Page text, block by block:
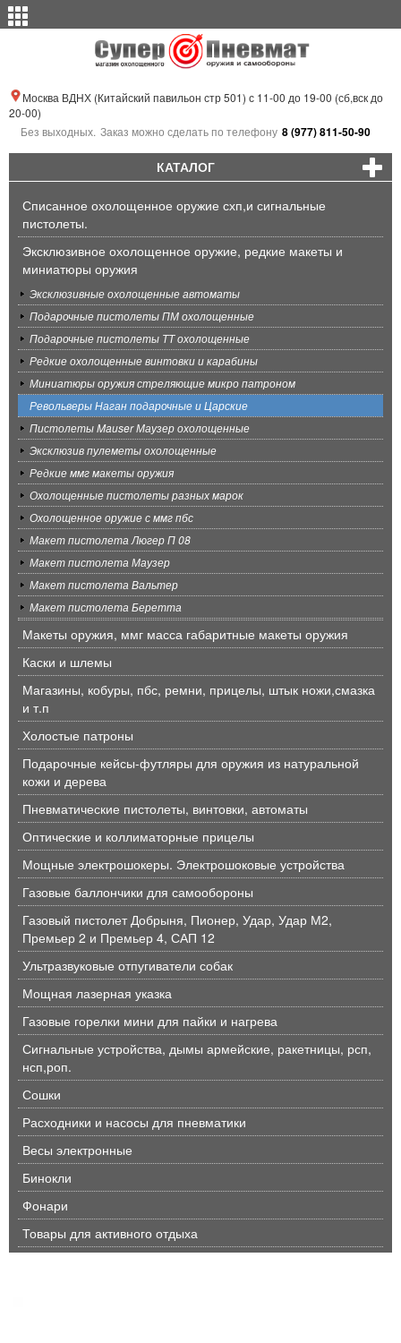
Москва ВДНХ (Китайский павильон стр 501) с 11-00 до 19-00 (сб,вск до
20-00)
Без выходных. Заказ можно сделать по телефону 8 (977) 811-50-90
КАТАЛОГ
Списанное охолощенное оружие схп,и сигнальные
пистолеты.
Эксклюзивное охолощенное оружие, редкие макеты и
миниатюры оружия
Эксклюзивные охолощенные автоматы
Подарочные пистолеты ПМ охолощенные
Подарочные пистолеты ТТ охолощенные
Редкие охолощенные винтовки и карабины
Миниатюры оружия стреляющие микро патроном
Револьверы Наган подарочные и Царские
Пистолеты Mauser Маузер охолощенные
Эксклюзив пулеметы охолощенные
Редкие ммг макеты оружия
Охолощенные пистолеты разных марок
Охолощенное оружие с ммг пбс
Макет пистолета Люгер П 08
Макет пистолета Маузер
Макет пистолета Вальтер
Макет пистолета Беретта
Макеты оружия, ммг масса габаритные макеты оружия
Каски и шлемы
Магазины, кобуры, пбс, ремни, прицелы, штык ножи,смазка
и т.п
Холостые патроны
Подарочные кейсы-футляры для оружия из натуральной
кожи и дерева
Пневматические пистолеты, винтовки, автоматы
Оптические и коллиматорные прицелы
Мощные электрошокеры. Электрошоковые устройства
Газовые баллончики для самообороны
Газовый пистолет Добрыня, Пионер, Удар, Удар М2,
Премьер 2 и Премьер 4, САП 12
Ультразвуковые отпугиватели собак
Мощная лазерная указка
Газовые горелки мини для пайки и нагрева
Сигнальные устройства, дымы армейские, ракетницы, рсп,
нсп,роп.
Сошки
Расходники и насосы для пневматики
Весы электронные
Бинокли
Фонари
Товары для активного отдыха